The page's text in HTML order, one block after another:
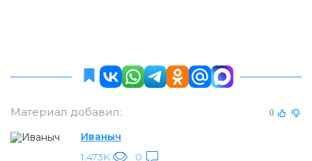
Материал добавил: 0
Иваныч
1.473K
0